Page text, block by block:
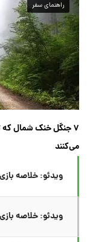
راهنمای سفر
۷ جنگل خنک شمال که
می‌کنند
ویدئو: خلاصه بازی نروژ ۱ -
ویدئو: خلاصه بازی